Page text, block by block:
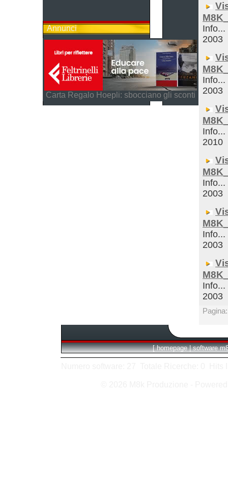
Annunci
Carta Regalo Hoepli: sbocciano gli sconti
Info...
2003
Info...
2003
Info...
2010
Info...
2003
Info...
2003
Info...
2003
[ homepage | software